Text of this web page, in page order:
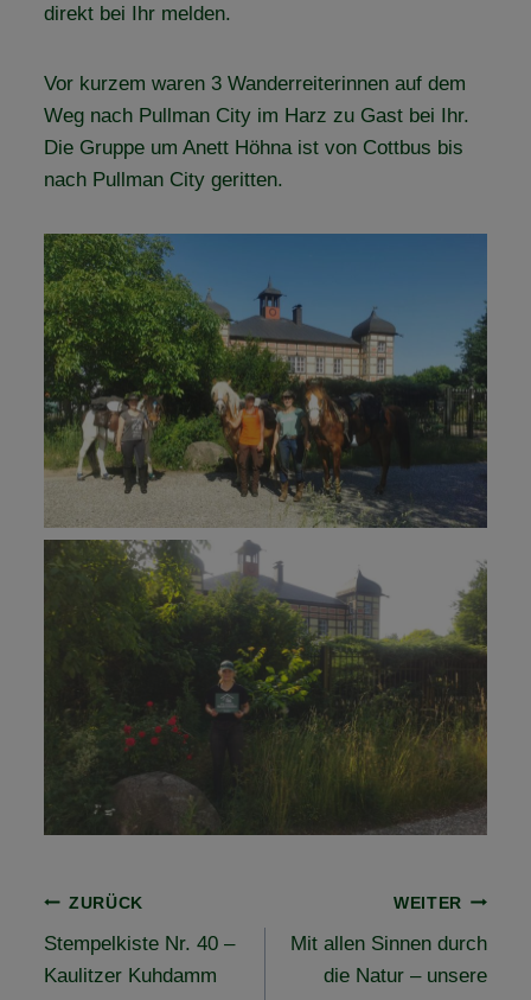
direkt bei Ihr melden.
Vor kurzem waren 3 Wanderreiterinnen auf dem
Weg nach Pullman City im Harz zu Gast bei Ihr.
Die Gruppe um Anett Höhna ist von Cottbus bis
nach Pullman City geritten.
Beitragsnavigation
ZURÜCK
Stempelkiste Nr. 40 –
Kaulitzer Kuhdamm
WEITER
Mit allen Sinnen durch
die Natur – unsere